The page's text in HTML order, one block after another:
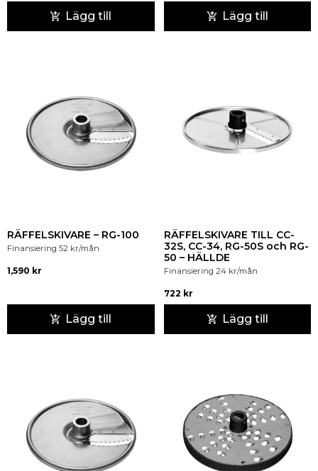
Lägg till Lägg till
RÄFFELSKIVARE – RG-100
Finansiering 52 kr/mån
1,590 kr
Lägg till
RÄFFELSKIVARE TILL CC-
32S, CC-34, RG-50S och RG-
50 – HÄLLDE
Finansiering 24 kr/mån
722 kr
Lägg till